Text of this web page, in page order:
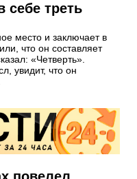
треть
место и заключает в
что он составляет
«Четверть».
увидит, что он